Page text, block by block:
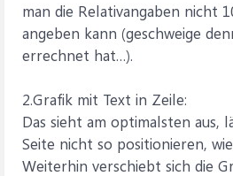
man die Relativangaben nicht
angeben kann (geschweige
errechnet hat…).
2.Grafik mit Text in Zeile:
Das sieht am optimalsten aus,
Seite nicht so positionieren,
Weiterhin verschiebt sich die